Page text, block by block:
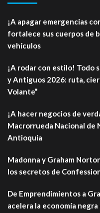
¡A apagar emergencias
fortalece sus cuerpos de
vehículos
¡A rodar con estilo! Todo
y Antiguos 2026: ruta,
Volante”
¡A hacer negocios de
Macrorrueda Nacional de
Antioquia
Madonna y Graham
los secretos de
De Emprendimientos a
acelera la economía negra